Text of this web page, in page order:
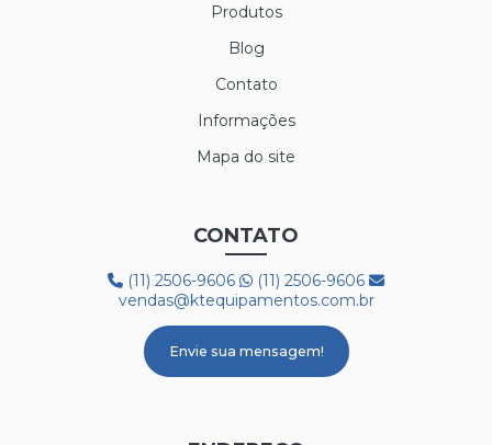
MEIÃO EM LÃ PARA CAMARA FRIA
PROTETOR AUDITIVO AGENA SPR
BOTA 50C32 FRIG
BOTA COM FORRO LÃ REF. HGS
BOTA PVC COM FORRO DE LÃ
Produtos
Blog
Contato
Informações
Mapa do site
CONTATO
(11) 2506-9606
(11) 2506-9606
vendas@ktequipamentos.com.br
Envie sua mensagem!